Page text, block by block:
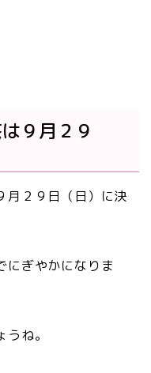
９月２９
月２９日（日）に決
にぎやかになりま
ね。